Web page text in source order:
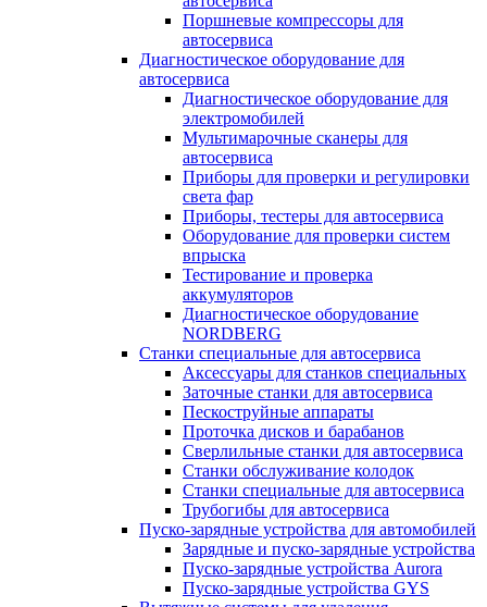
Поршневые компрессоры для
автосервиса
Диагностическое оборудование для
автосервиса
Диагностическое оборудование для
электромобилей
Мультимарочные сканеры для
автосервиса
Приборы для проверки и регулировки
света фар
Приборы, тестеры для автосервиса
Оборудование для проверки систем
впрыска
Тестирование и проверка
аккумуляторов
Диагностическое оборудование
NORDBERG
Станки специальные для автосервиса
Аксессуары для станков специальных
Заточные станки для автосервиса
Пескоструйные аппараты
Проточка дисков и барабанов
Сверлильные станки для автосервиса
Станки обслуживание колодок
Станки специальные для автосервиса
Трубогибы для автосервиса
Пуско-зарядные устройства для автомобилей
Зарядные и пуско-зарядные устройства
Пуско-зарядные устройства Aurora
Пуско-зарядные устройства GYS